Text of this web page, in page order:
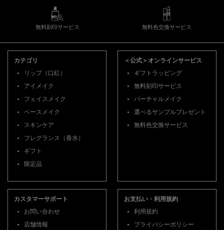
無料刻印サービス 無料色交換サービス
カテゴリ
リップ（口紅）
アイメイク
フェイスメイク
ベースメイク
スキンケア
フレグランス（香水）
ギフト
限定品
＜公式＞オンラインサービス
ギフトラッピング
無料刻印サービス
バーチャルメイク
選べるサンプルプレゼント
無料色交換サービス
カスタマーサポート
お問い合わせ
店舗情報
お支払い・利用規約
利用規約
プライバシーポリシー